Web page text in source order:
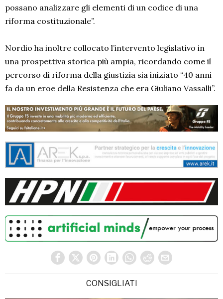
possano analizzare gli elementi di un codice di una
riforma costituzionale”.
Nordio ha inoltre collocato l’intervento legislativo in
una prospettiva storica più ampia, ricordando come il
percorso di riforma della giustizia sia iniziato “40 anni
fa da un eroe della Resistenza che era Giuliano Vassalli”.
CONSIGLIATI